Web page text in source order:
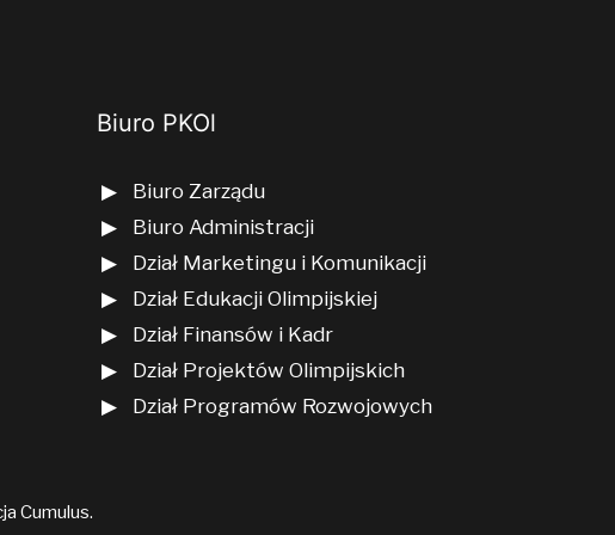
Biuro PKOl
Biuro Zarządu
Biuro Administracji
Dział Marketingu i Komunikacji
Dział Edukacji Olimpijskiej
Dział Finansów i Kadr
Dział Projektów Olimpijskich
Dział Programów Rozwojowych
Cumulus.